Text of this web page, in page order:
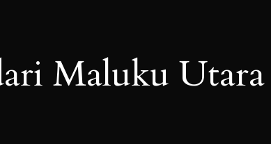
Maluku Utara